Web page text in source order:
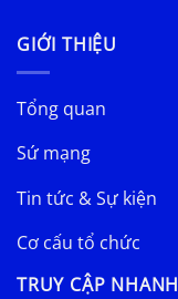
GIỚI THIỆU
Tổng quan
Sứ mạng
Tin tức & Sự kiện
Cơ cấu tổ chức
TRUY CẬP NHANH